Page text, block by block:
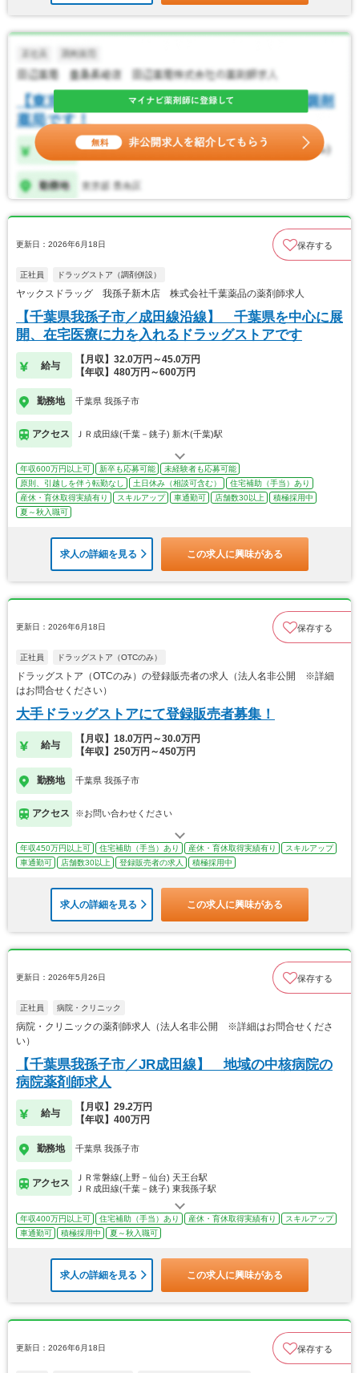
更新日：2026年6月18日 保存する
正社員 ドラッグストア（調剤併設）
ヤックスドラッグ 我孫子新木店 株式会社千葉薬品の薬剤師求人
【千葉県我孫子市／成田線沿線】 千葉県を中心に展
開、在宅医療に力を入れるドラッグストアです
給与
【月収】32.0万円～45.0万円
【年収】480万円～600万円
勤務地 千葉県 我孫子市
アクセス ＪＲ成田線(千葉－銚子) 新木(千葉)駅
年収600万円以上可 新卒も応募可能
未経験者も応募可能
原則、引越しを伴う転勤なし
土日休み（相談可含む）
住宅補助（手当）あり
産休・育休取得実績有り
スキルアップ 車通勤可 店舗数30以上
積極採用中
夏～秋入職可
求人の詳細を見る この求人に興味がある
更新日：2026年6月18日 保存する
正社員 ドラッグストア（OTCのみ）
ドラッグストア（OTCのみ）の登録販売者の求人（法人名非公開 ※詳細
はお問合せください）
大手ドラッグストアにて登録販売者募集！
給与
【月収】18.0万円～30.0万円
【年収】250万円～450万円
勤務地 千葉県 我孫子市
アクセス ※お問い合わせください
年収450万円以上可 住宅補助（手当）あり 産休・育休取得実績有り
スキルアップ
車通勤可
店舗数30以上 登録販売者の求人 積極採用中
求人の詳細を見る この求人に興味がある
更新日：2026年5月26日 保存する
正社員 病院・クリニック
病院・クリニックの薬剤師求人（法人名非公開 ※詳細はお問合せくださ
い）
【千葉県我孫子市／JR成田線】 地域の中核病院の
病院薬剤師求人
給与
【月収】29.2万円
【年収】400万円
勤務地 千葉県 我孫子市
アクセス
ＪＲ常磐線(上野－仙台) 天王台駅
ＪＲ成田線(千葉－銚子) 東我孫子駅
年収400万円以上可 住宅補助（手当）あり 産休・育休取得実績有り
スキルアップ
車通勤可
積極採用中 夏～秋入職可
求人の詳細を見る この求人に興味がある
更新日：2026年6月18日 保存する